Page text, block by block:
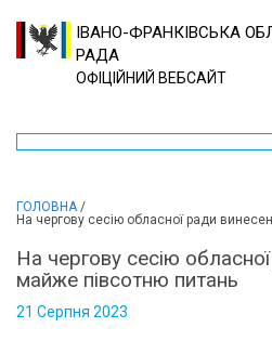
ІВАНО-ФРАНКІВСЬКА
РАДА
ОФІЦІЙНИЙ ВЕБСАЙТ
ГОЛОВНА/
На чергову сесію обласної ради
На чергову сесію
майже півсотню питань
21 Серпня 2023